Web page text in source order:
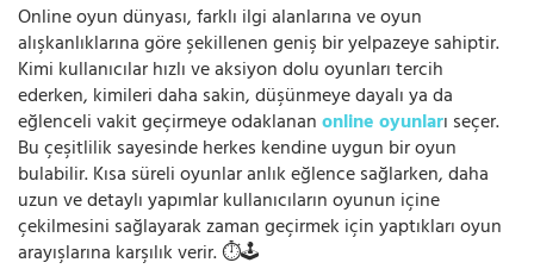
Online oyun dünyası, farklı ilgi alanlarına ve oyun
alışkanlıklarına göre şekillenen geniş bir yelpazeye sahiptir.
Kimi kullanıcılar hızlı ve aksiyon dolu oyunları tercih
ederken, kimileri daha sakin, düşünmeye dayalı ya da
eğlenceli vakit geçirmeye odaklananonline oyunları seçer.
Bu çeşitlilik sayesinde herkes kendine uygun bir oyun
bulabilir. Kısa süreli oyunlar anlık eğlence sağlarken, daha
uzun ve detaylı yapımlar kullanıcıların oyunun içine
çekilmesini sağlayarak zaman geçirmek için yaptıkları oyun
arayışlarına karşılık verir. ⏱️🕹️